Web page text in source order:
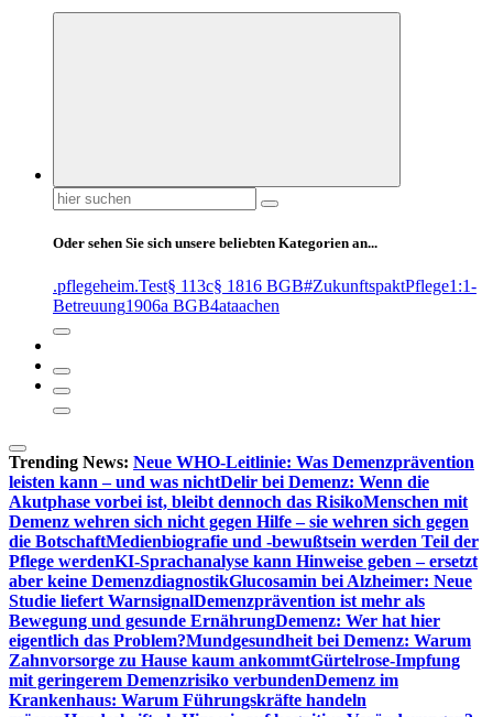
Suchen
nach:
Oder sehen Sie sich unsere beliebten Kategorien an...
.pflegeheim.Test§ 113c§ 1816 BGB#ZukunftspaktPflege1:1-
Betreuung1906a BGB4ataachen
Trending News: Neue WHO-Leitlinie: Was Demenzprävention
leisten kann – und was nichtDelir bei Demenz: Wenn die
Akutphase vorbei ist, bleibt dennoch das RisikoMenschen mit
Demenz wehren sich nicht gegen Hilfe – sie wehren sich gegen
die BotschaftMedienbiografie und -bewußtsein werden Teil der
Pflege werdenKI-Sprachanalyse kann Hinweise geben – ersetzt
aber keine DemenzdiagnostikGlucosamin bei Alzheimer: Neue
Studie liefert WarnsignalDemenzprävention ist mehr als
Bewegung und gesunde ErnährungDemenz: Wer hat hier
eigentlich das Problem?Mundgesundheit bei Demenz: Warum
Zahnvorsorge zu Hause kaum ankommtGürtelrose-Impfung
mit geringerem Demenzrisiko verbundenDemenz im
Krankenhaus: Warum Führungskräfte handeln